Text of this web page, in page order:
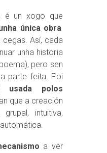
é un xogo que
única obra
cegas. Así, cada
unha historia
pero sen
parte feita. Foi
usada polos
que a creación
intuitiva,
a ver